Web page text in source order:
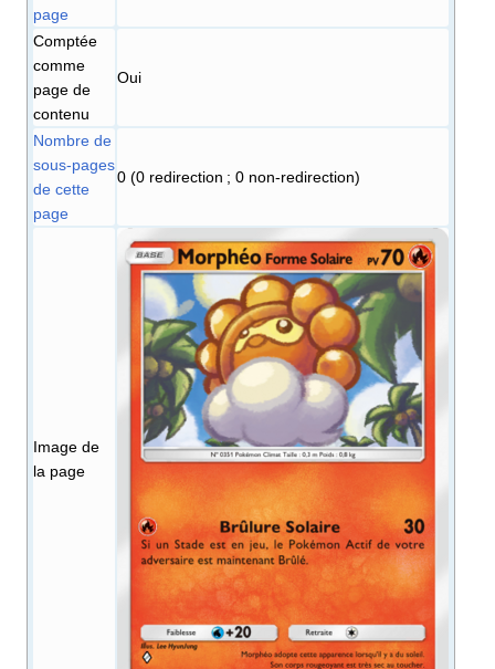
page
Comptée
comme
page de
contenu
Oui
Nombre de
sous-pages
de cette
page
0 (0 redirection ; 0 non-redirection)
Image de
la page